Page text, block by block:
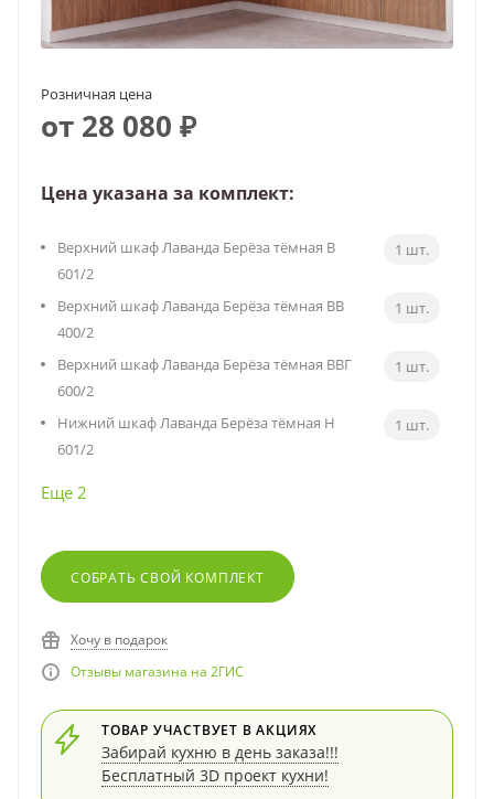
Розничная цена
от 28 080 ₽
Цена указана за комплект:
Верхний шкаф Лаванда Берёза тёмная В
601/2
1 шт.
Верхний шкаф Лаванда Берёза тёмная ВВ
400/2
1 шт.
Верхний шкаф Лаванда Берёза тёмная ВВГ
600/2
1 шт.
Нижний шкаф Лаванда Берёза тёмная Н
601/2
1 шт.
Еще 2
СОБРАТЬ СВОЙ КОМПЛЕКТ
Хочу в подарок
Отзывы магазина на 2ГИС
ТОВАР УЧАСТВУЕТ В АКЦИЯХ
Забирай кухню в день заказа!!!
Бесплатный 3D проект кухни!